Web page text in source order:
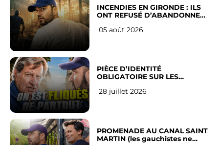
INCENDIES EN GIRONDE : ILS
ONT REFUSÉ D’ABANDONNER
05 août 2026
PIÈCE D’IDENTITÉ
OBLIGATOIRE SUR LES
Français
28 juillet 2026
PROMENADE AU CANAL SAINT
MARTIN (les gauchistes ne